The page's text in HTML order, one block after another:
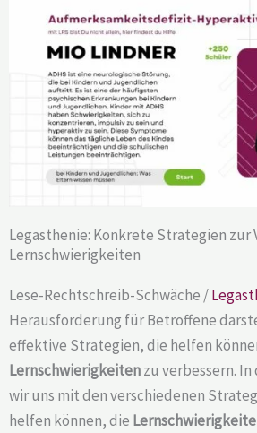
Legasthenie: Konkrete Strategien zur
Lernschwierigkeiten
Lese-Rechtschreib-Schwäche /
Herausforderung für Betroffene
effektive Strategien, die helfen
Lernschwierigkeitenzu verbessern. In
wir uns mit den verschiedenen
helfen können, die